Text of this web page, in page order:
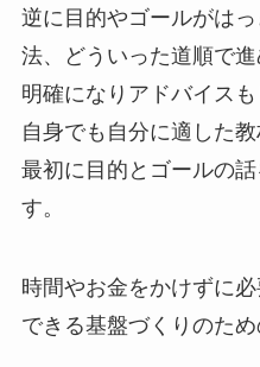
逆に目的やゴールがは
法、どういった道順で
明確になりアドバイス
自身でも自分に適した
最初に目的とゴールの
す。
時間やお金をかけずに
できる基盤づくりのため